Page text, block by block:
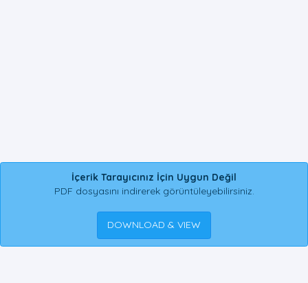
İçerik Tarayıcınız İçin Uygun Değil
PDF dosyasını indirerek görüntüleyebilirsiniz.
DOWNLOAD & VIEW